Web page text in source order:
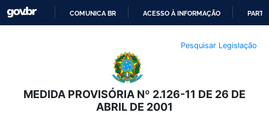
O
CONTEÚDO
COMUNICA BR ACESSO À INFORMAÇÃO
Pesquisar Legislação
MEDIDA PROVISÓRIA Nº 2.126-11 DE 26 DE
ABRIL DE 2001